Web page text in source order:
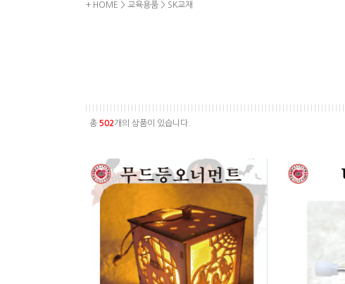
+ HOME > 교육용품 > SK교재
총 502개의 상품이 있습니다.